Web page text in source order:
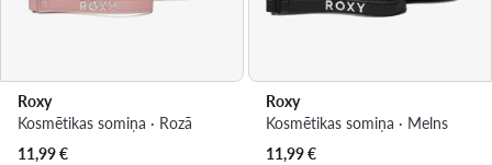
Roxy
Kosmētikas somiņa · Rozā
11,99€
Roxy
Kosmētikas somiņa · Melns
11,99€